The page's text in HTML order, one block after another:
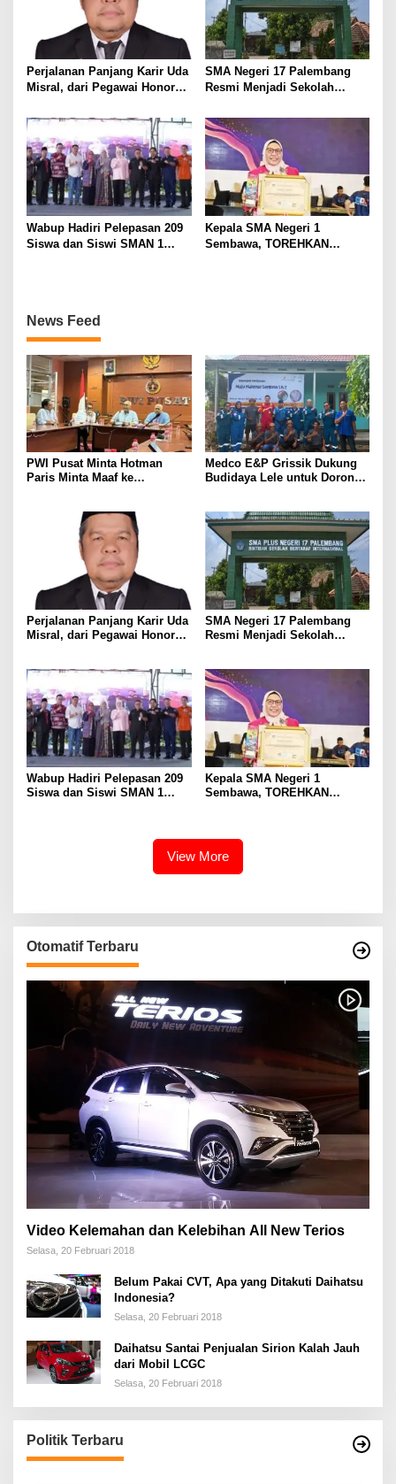
Perjalanan Panjang Karir Uda
Misral, dari Pegawai Honorer
Karir Jabatan Struktural
Eselon III
SMA Negeri 17 Palembang
Resmi Menjadi Sekolah
Wabup Hadiri Pelepasan 209
Siswa dan Siswi SMAN 1
Kepala SMA Negeri 1
Sembawa, TOREHKAN
News Feed
PWI Pusat Minta Hotman
Paris Minta Maaf ke
Medco E&P Grissik Dukung
Budidaya Lele untuk Dorong
Perjalanan Panjang Karir Uda
Misral, dari Pegawai Honorer
Eselon III
SMA Negeri 17 Palembang
Resmi Menjadi Sekolah
Wabup Hadiri Pelepasan 209
Siswa dan Siswi SMAN 1
Kepala SMA Negeri 1
Sembawa, TOREHKAN
View More
Otomatif Terbaru
Video Kelemahan dan Kelebihan All New Terios
Selasa, 20 Februari 2018
Belum Pakai CVT, Apa yang Ditakuti Daihatsu
Indonesia?
Selasa, 20 Februari 2018
Daihatsu Santai Penjualan Sirion Kalah Jauh
dari Mobil LCGC
Selasa, 20 Februari 2018
Politik Terbaru